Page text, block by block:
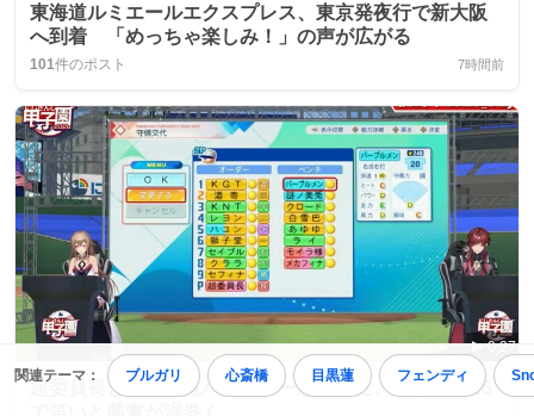
関連テーマ： ブルガリ 心斎橋 目黒蓮 フェンディ
東海道ルミエールエクスプレス、東京発夜行で新大阪
へ到着 「めっちゃ楽しみ！」の声が広がる
101件のポスト 7時間前
0:27
超委員長と謎ノ美兎バッテリーが話題に、にじ甲2026